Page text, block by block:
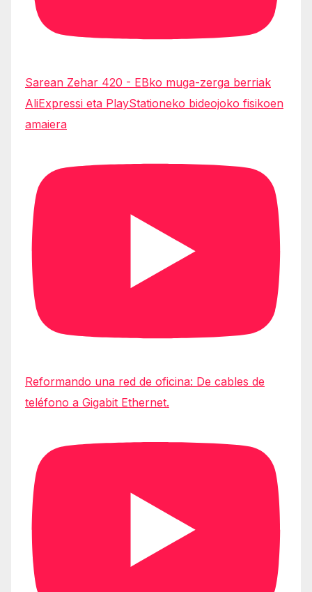
Sarean Zehar 420 - EBko muga-zerga berriak
AliExpressi eta PlayStationeko bideojoko fisikoen
amaiera
Reformando una red de oficina: De cables de
teléfono a Gigabit Ethernet.